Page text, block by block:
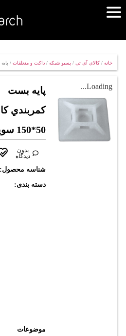
خانه/ کالای آی تی/ پسیو شبکه/ داکت و متعلقات/ پايه
Loading...
پايه بست
کمربندي
50*150 سوپيتا
بدون
دیدگاه
شناسه محصول:
دسته بندی:
موضوعات